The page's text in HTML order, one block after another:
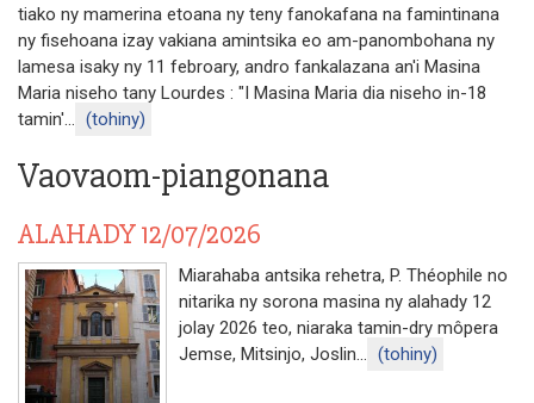
tiako ny mamerina etoana ny teny fanokafana na famintinana
ny fisehoana izay vakiana amintsika eo am-panombohana ny
lamesa isaky ny 11 febroary, andro fankalazana an'i Masina
Maria niseho tany Lourdes : "I Masina Maria dia niseho in-18
tamin'... (tohiny)
Vaovaom-piangonana
ALAHADY 12/07/2026
Miarahaba antsika rehetra, P. Théophile no
nitarika ny sorona masina ny alahady 12
jolay 2026 teo, niaraka tamin-dry môpera
Jemse, Mitsinjo, Joslin... (tohiny)